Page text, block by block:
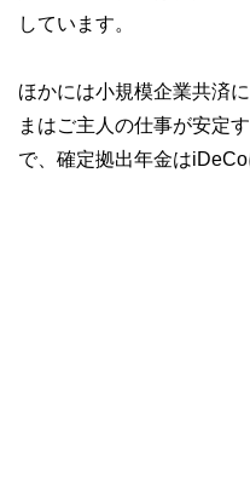
しています。
ほかには小規模企業共済
まはご主人の仕事が安定
で、確定拠出年金はiDeCo